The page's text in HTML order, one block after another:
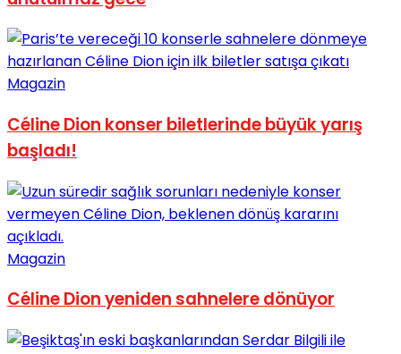
Magazin
Céline Dion konser biletlerinde büyük yarış
başladı!
Magazin
Céline Dion yeniden sahnelere dönüyor